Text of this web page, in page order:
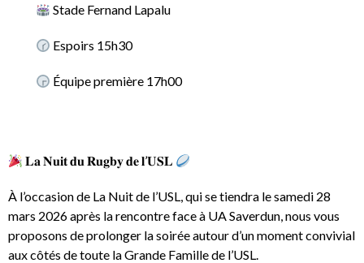
Stade Fernand Lapalu
Espoirs 15h30
Équipe première 17h00
𝐋𝐚 𝐍𝐮𝐢𝐭 𝐝𝐮 𝐑𝐮𝐠𝐛𝐲 𝐝𝐞 𝐥’𝐔𝐒𝐋
À l’occasion de La Nuit de l’USL, qui se tiendra le samedi 28
mars 2026 après la rencontre face à UA Saverdun, nous vous
proposons de prolonger la soirée autour d’un moment convivial
aux côtés de toute la Grande Famille de l’USL.